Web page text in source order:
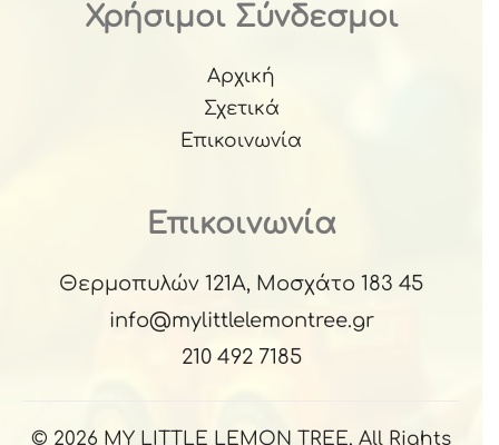
Χρήσιμοι Σύνδεσμοι
Αρχική
Σχετικά
Επικοινωνία
Επικοινωνία
Θερμοπυλών 121Α, Μοσχάτο 183 45
info@mylittlelemontree.gr
210 492 7185
© 2026 MY LITTLE LEMON TREE, All Rights